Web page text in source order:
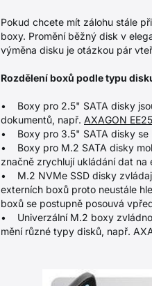
Pokud chcete mít zálohu stále
boxy. Promění běžný disk v
výměna disku je otázkou pár
Rozdělení boxů podle typu
• Boxy pro 2.5" SATA disky
dokumentů, např. AXAGON
• Boxy pro 3.5" SATA disky se
• Boxy pro M.2 SATA disky
značně zrychlují ukládání dat na
• M.2 NVMe SSD disky
externích boxů proto neustále
boxů se postupně posouvá
• Univerzální M.2 boxy
mění různé typy disků, např.